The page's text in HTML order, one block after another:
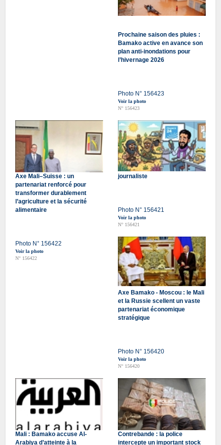
Prochaine saison des pluies :
Bamako active en avance son
plan anti-inondations pour
l’hivernage 2026
Photo N° 156423
Voir la photo
N° 156423
Axe Mali–Suisse : un
partenariat renforcé pour
transformer durablement
l’agriculture et la sécurité
alimentaire
Photo N° 156422
Voir la photo
N° 156422
journaliste
Photo N° 156421
Voir la photo
N° 156421
Axe Bamako - Moscou : le Mali
et la Russie scellent un vaste
partenariat économique
stratégique
Photo N° 156420
Voir la photo
N° 156420
Mali : Bamako accuse Al-
Arabiya d’atteinte à la
Contrebande : la police
intercepte un important stock